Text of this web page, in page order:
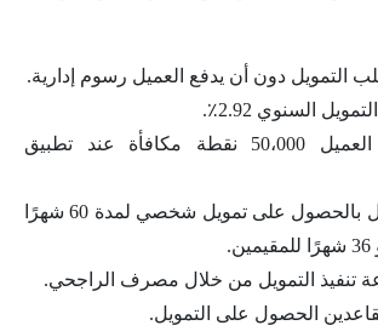
التمويل دون أن يدفع العميل رسوم إدارية.
السنوي 2.92٪.
ثم يكسب العميل 50،000 نقطة مكافأة عند تطبيق
يسمح للعميل بالحصول على تمويل شخصي لمدة 60 شهرًا
تنفيذ التمويل من خلال مصرف الراجحي.
الحصول على التمويل.